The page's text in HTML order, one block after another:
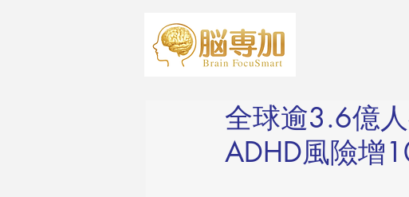
全球逾3.6億
ADHD風險增